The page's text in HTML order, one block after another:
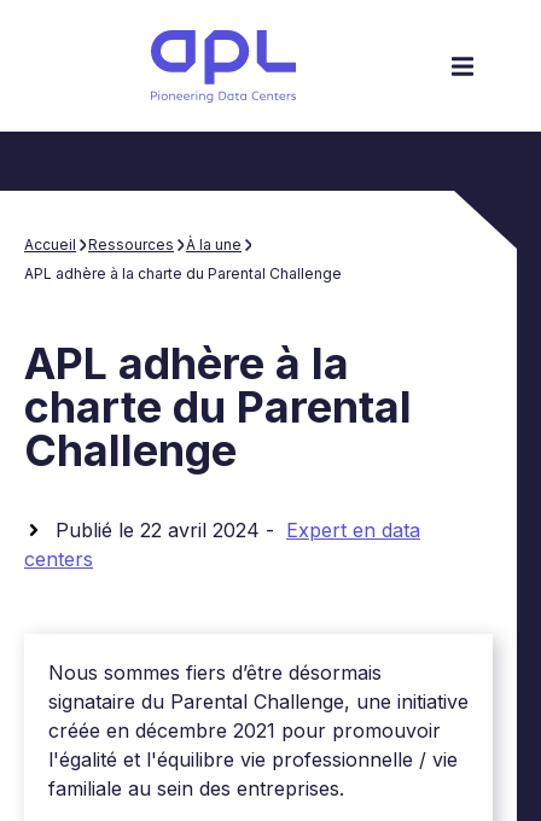
Accueil Ressources
À la une
APL adhère à la charte du Parental Challenge
APL adhère à la
charte du Parental
Challenge
Publié le 22 avril 2024 - Expert en data
centers
Nous sommes fiers d’être désormais
signataire du Parental Challenge, une initiative
créée en décembre 2021 pour promouvoir
l'égalité et l'équilibre vie professionnelle / vie
familiale au sein des entreprises.